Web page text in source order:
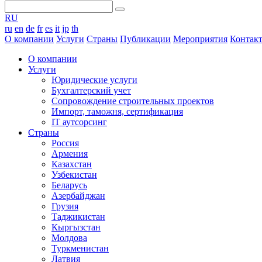
RU
ru en de fr es it jp th
O компании Услуги Страны Публикации Мероприятия
O компании
Услуги
Юридические услуги
Бухгалтерский учет
Сопровождение строительных проектов
Импорт, таможня, сертификация
IT аутсорсинг
Страны
Россия
Армения
Казахстан
Узбекистан
Беларусь
Азербайджан
Грузия
Таджикистан
Кыргызстан
Молдова
Туркменистан
Латвия